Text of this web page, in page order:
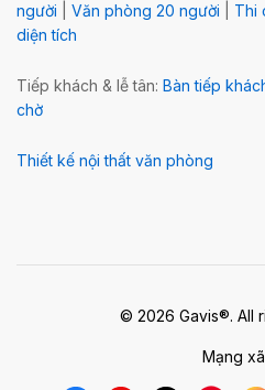
người
Văn phòng 20 người Thi
diện tích
Tiếp khách & lễ tân: Bàn tiếp
chờ
Thiết kế nội thất văn phòng
© 2026 Gavis®. All
Mạng